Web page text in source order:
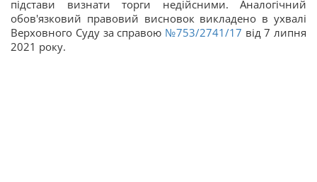
підстави визнати торги недійсними. Аналогічний
обов'язковий правовий висновок викладено в ухвалі
Верховного Суду за справою №753/2741/17 від 7 липня
2021 року.